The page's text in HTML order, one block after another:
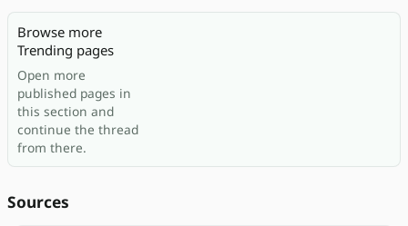
Browse more
Trending pages
Open more
published pages in
this section and
continue the thread
from there.
Sources